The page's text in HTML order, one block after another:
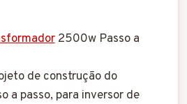
2500w Passo a
de construção do
a passo, para inversor de